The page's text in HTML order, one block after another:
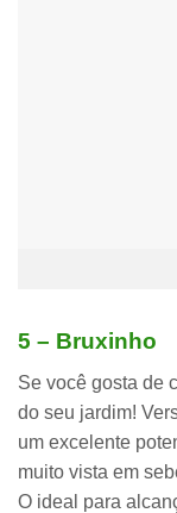
5 – Bruxinho
Se você gosta de
do seu jardim!
um excelente
muito vista em
O ideal para